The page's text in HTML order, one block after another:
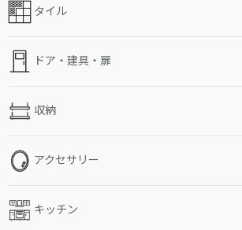
タイル
ドア・建具・扉
収納
アクセサリー
キッチン